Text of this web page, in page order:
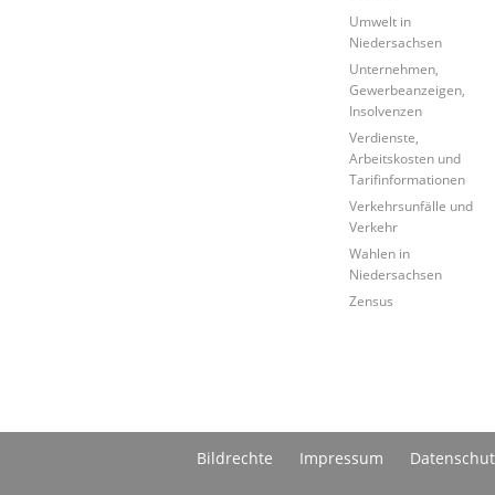
Umwelt in
Niedersachsen
Unternehmen,
Gewerbeanzeigen,
Insolvenzen
Verdienste,
Arbeitskosten und
Tarifinformationen
Verkehrsunfälle und
Verkehr
Wahlen in
Niedersachsen
Zensus
Bildrechte Impressum